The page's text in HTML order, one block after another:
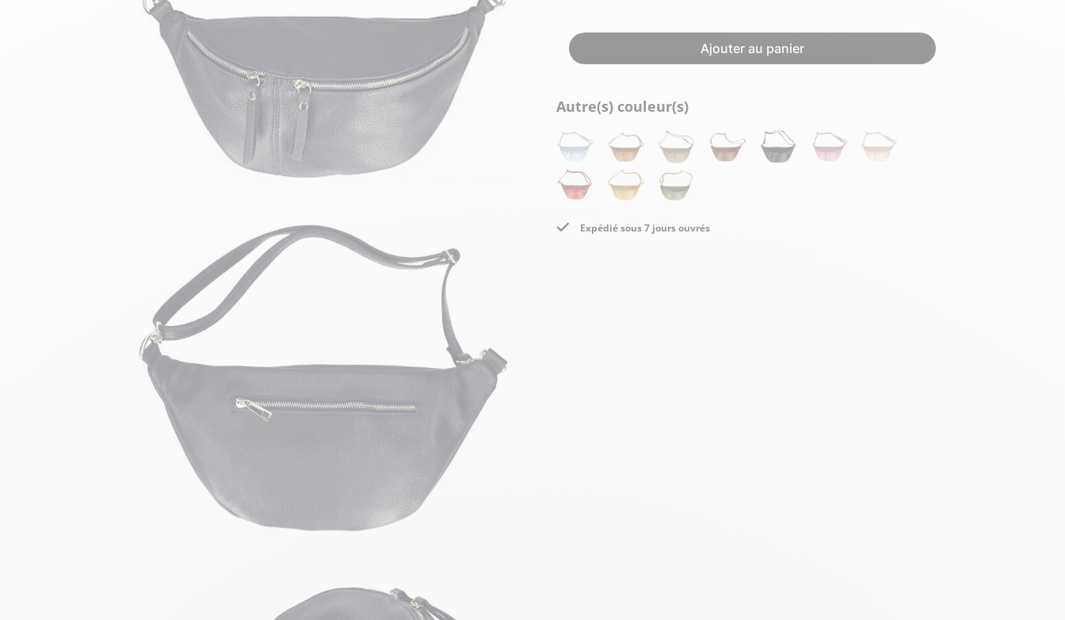
Bomber cuir
Gilets cuir & fourrure
Pantalons, robes et jupes
cuir
Pantalon cuir
Jupe
Robe
Accessoires Cadeaux pour lui
Haute
Bottes cuir femme
Bottines femme cuir
Santiags
Maroquinerie
Accessoires
Mayura Gipsy Daytona73
Cockpit USA Arthur et Aston
Patrouille de
France
Marine
Nationale
Armée de l'air et
de l'espace
American College
Ajouter au panier
Autre(s) couleur(s)
Expédié sous 7 jours ouvrés